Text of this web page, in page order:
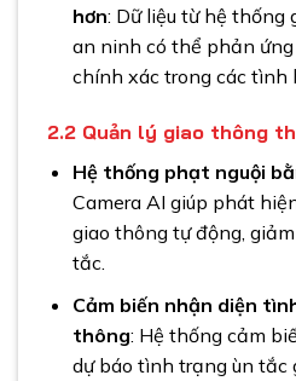
hơn: Dữ liệu từ hệ thống
an ninh có thể phản
chính xác trong các tình
2.2 Quản lý giao thông
Hệ thống phạt nguội
Camera AI giúp phát
giao thông tự động,
tắc.
Cảm biến nhận diện
thông: Hệ thống cảm
dự báo tình trạng ùn tắc